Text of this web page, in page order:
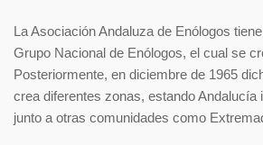
La Asociación Andaluza de Enólogos
Grupo Nacional de Enólogos, el cual se
Posteriormente, en diciembre de 1965
crea diferentes zonas, estando Andalucía
junto a otras comunidades como